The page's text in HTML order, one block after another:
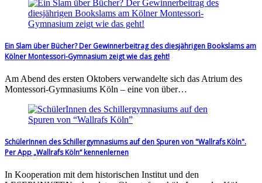
Ein Slam über Bücher? Der Gewinnerbeitrag des diesjährigen Bookslams am
Kölner Montessori-Gymnasium zeigt wie das geht!
Am Abend des ersten Oktobers verwandelte sich das Atrium des
Montessori-Gymnasiums Köln – eine von über…
SchülerInnen des Schillergymnasiums auf den Spuren von "Wallrafs Köln".
Per App „Wallrafs Köln“ kennenlernen
In Kooperation mit dem historischen Institut und den